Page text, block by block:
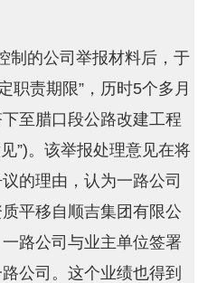
制的公司举报材料后，于
职责期限”，历时5个多月
至腊口段公路改建工程
”)。该举报处理意见在将
的理由，认为一路公司
平移自顺吉集团有限公
路公司与业主单位签署
公司。这个业绩也得到